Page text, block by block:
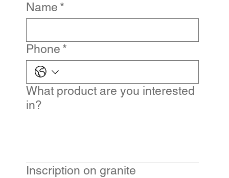
Name *
Phone *
What product are you interested
in?
Inscription on granite